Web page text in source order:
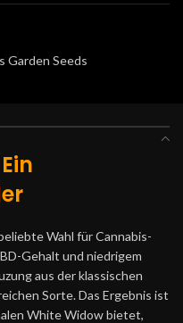
Garden Seeds
Wahl für Cannabis-
Gehalt und niedrigem
aus der klassischen
Sorte. Das Ergebnis ist
White Widow bietet,